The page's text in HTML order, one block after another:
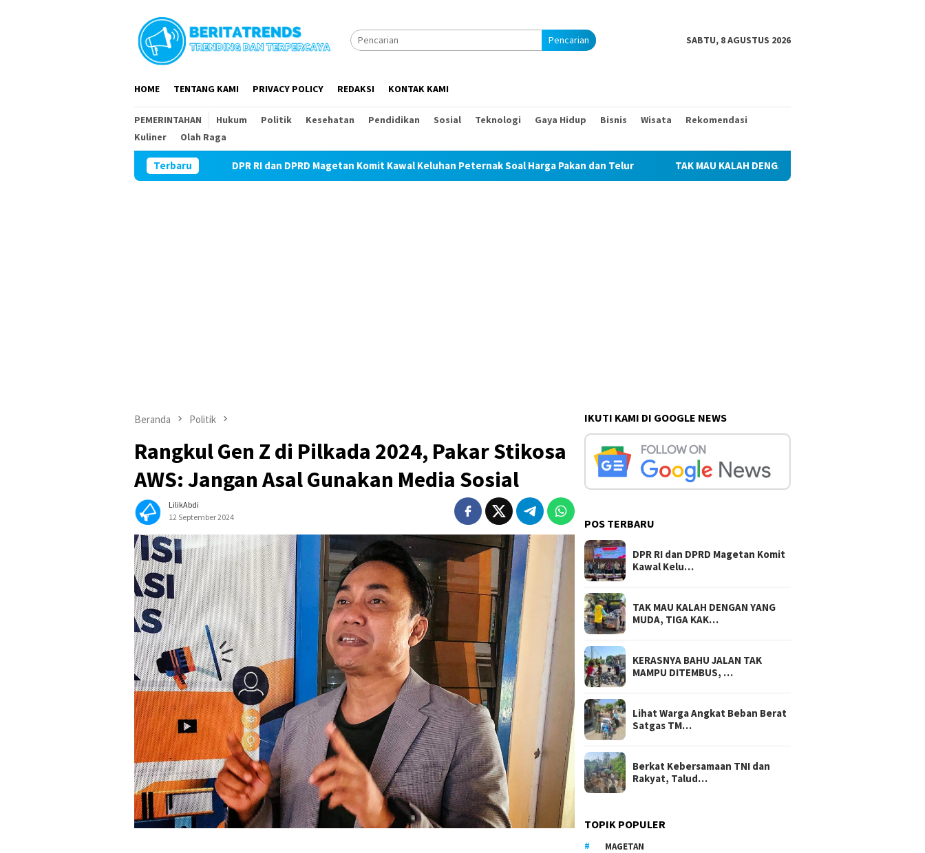
Pencarian SABTU, 8 AGUSTUS 2026
HOME TENTANG KAMI PRIVACY POLICY REDAKSI KONTAK KAMI
PEMERINTAHAN Hukum Politik Kesehatan Pendidikan Sosial Teknologi Gaya Hidup Bisnis Wisata
Rekomendasi
Kuliner
Olah Raga
Terbaru
DPR RI dan DPRD Magetan Komit Kawal Keluhan Peternak Soal Harga Pakan dan Telur TAK MAU KALAH DENGAN YANG MUDA, TIGA KAKEK INI TURUT BANTU
Beranda Politik
Rangkul Gen Z di Pilkada 2024, Pakar Stikosa
AWS: Jangan Asal Gunakan Media Sosial
LilikAbdi
12 September 2024
IKUTI KAMI DI GOOGLE NEWS
POS TERBARU
DPR RI dan DPRD Magetan Komit
Kawal Kelu…
TAK MAU KALAH DENGAN YANG
MUDA, TIGA KAK…
KERASNYA BAHU JALAN TAK
MAMPU DITEMBUS, …
Lihat Warga Angkat Beban Berat
Satgas TM…
Berkat Kebersamaan TNI dan
Rakyat, Talud…
TOPIK POPULER
MAGETAN